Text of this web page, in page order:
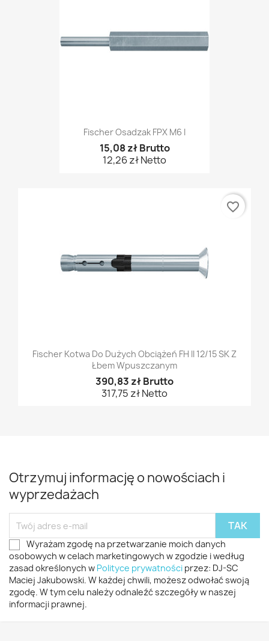
Fischer Osadzak FPX M6 I
15,08 zł Brutto
12,26 zł Netto
Fischer Kotwa Do Dużych Obciążeń FH II 12/15 SK Z
Łbem Wpuszczanym
390,83 zł Brutto
317,75 zł Netto
favorite_border
Otrzymuj informację o nowościach i
wyprzedażach
Wyrażam zgodę na przetwarzanie moich danych
osobowych w celach marketingowych w zgodzie i według
zasad określonych w Polityce prywatności przez: DJ-SC
Maciej Jakubowski. W każdej chwili, możesz odwołać swoją
zgodę. W tym celu należy odnaleźć szczegóły w naszej
informacji prawnej.